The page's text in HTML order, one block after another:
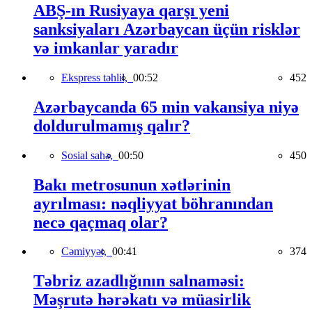
ABŞ-ın Rusiyaya qarşı yeni
sanksiyaları Azərbaycan üçün risklər
və imkanlar yaradır
Ekspress təhlil, 00:52 452
Azərbaycanda 65 min vakansiya niyə
doldurulmamış qalır?
Sosial sahə, 00:50 450
Bakı metrosunun xətlərinin
ayrılması: nəqliyyat böhranından
necə qaçmaq olar?
Cəmiyyət, 00:41 374
Təbriz azadlığının salnaməsi:
Məşrutə hərəkatı və müasirlik